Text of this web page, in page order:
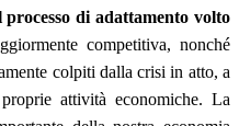
di adattamento volto
competitiva, nonché
colpiti dalla crisi in atto, a
attività economiche. La